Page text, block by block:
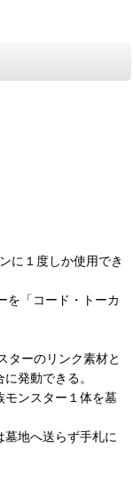
に１度しか使用でき
を「コード・トーカ
ターのリンク素材と
発動できる。
モンスター１体を墓
地へ送らず手札に